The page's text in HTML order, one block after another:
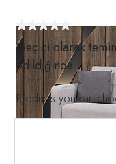
Geçici olarak
edildiğinde
Products you can